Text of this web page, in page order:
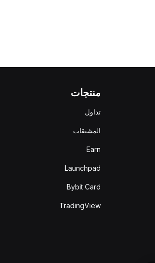
منتجات
تداول
المشتقات
Earn
Launchpad
Bybit Card
TradingView